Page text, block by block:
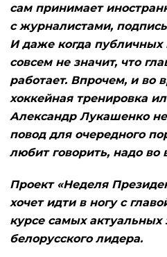
сам принимает
с журналистами,
И даже когда публичных
совсем не значит, что
работает. Впрочем, и во
хоккейная тренировка
Александр Лукашенко
повод для очередного
любит говорить, надо во
Проект «Неделя
хочет идти в ногу с
курсе самых
белорусского лидера.